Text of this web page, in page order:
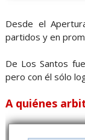
Desde el
partidos y en
De Los Santos
pero con él sólo
A quiénes